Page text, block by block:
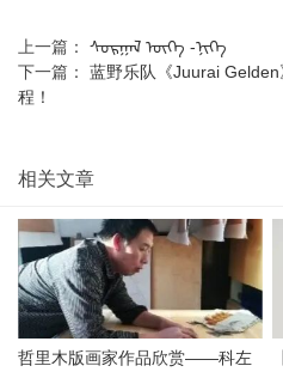
上一篇： ᠰᠤᠷᠭᠠᠯ ᠦᠭᠡ -ᠨᠢᠭᠡ
下一篇： 蓝野乐队《Juurai
程！
相关文章
哲里木版画家作品欣赏——科左